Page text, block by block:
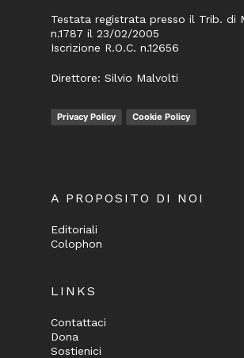
Testata registrata presso il Trib. di
n.1787 il 23/02/2005
Iscrizione R.O.C. n.12656
Direttore: Silvio Malvolti
Privacy Policy Cookie Policy
A PROPOSITO DI NOI
Editoriali
Colophon
LINKS
Contattaci
Dona
Sostienici